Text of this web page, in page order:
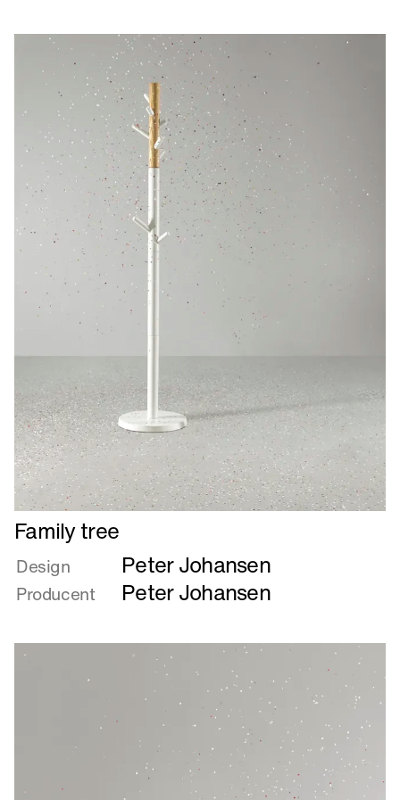
Læs
mere
om
Family
tree
Family tree
Design Peter Johansen
Producent Peter Johansen